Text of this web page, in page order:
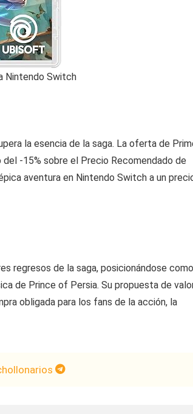
Nintendo Switch
la esencia de la saga. La oferta de
-15% sobre el Precio Recomendado de
aventura en Nintendo Switch a un
regresos de la saga, posicionándose como
de Prince of Persia. Su propuesta de
obligada para los fans de la acción, la